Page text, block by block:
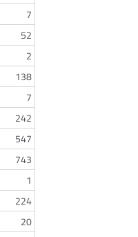
7
52
2
138
7
242
547
743
1
224
20